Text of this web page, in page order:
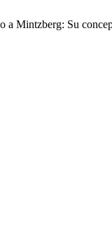
Mintzberg: Su